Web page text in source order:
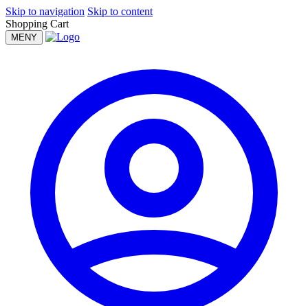
Skip to navigation Skip to content
Shopping Cart
MENY